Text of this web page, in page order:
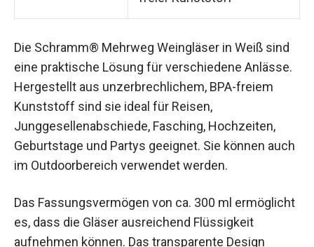
Die Schramm® Mehrweg Weingläser in Weiß sind
eine praktische Lösung für verschiedene Anlässe.
Hergestellt aus unzerbrechlichem, BPA-freiem
Kunststoff sind sie ideal für Reisen,
Junggesellenabschiede, Fasching, Hochzeiten,
Geburtstage und Partys geeignet. Sie können auch
im Outdoorbereich verwendet werden.
Das Fassungsvermögen von ca. 300 ml ermöglicht
es, dass die Gläser ausreichend Flüssigkeit
aufnehmen können. Das transparente Design